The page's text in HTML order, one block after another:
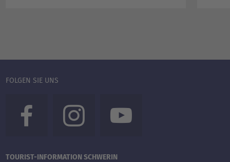
FOLGEN SIE UNS
TOURIST-INFORMATION SCHWERIN